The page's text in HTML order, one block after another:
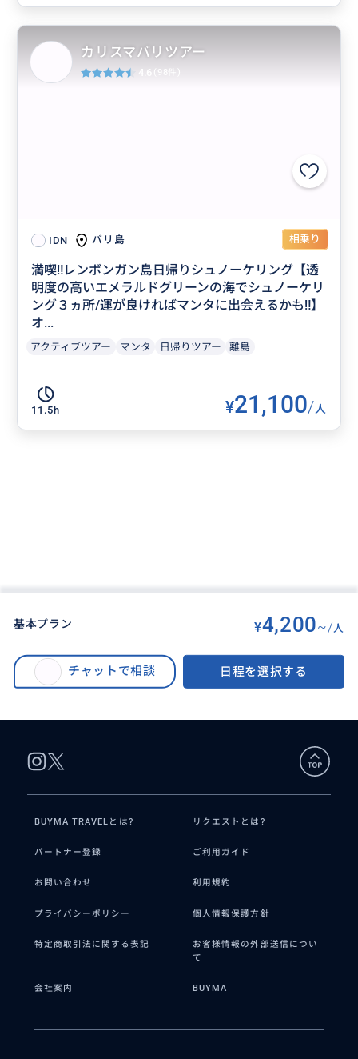
IDN バリ島 相乗り
満喫‼️レンボンガン島日帰りシュノーケリング【透
明度の高いエメラルドグリーンの海でシュノーケリ
ング３ヵ所/運が良ければマンタに出会えるかも‼】
オ...
アクティブツアー マンタ 日帰りツアー 離島
11.5h ¥21,100/人
カリスマバリツアー
4.6 (98件)
基本プラン ¥4,200~/ 人
チャットで相談 日程を選択する
満喫‼️キンタマーニ高原＋世界遺産ティルタウンプル＋テガラランライステラ
ス｜山・湖・空の絶景パノラマを満喫 1日観光＜貸切｜日本語｜ホテル送迎
BUYMA TRAVELとは? リクエストとは?
パートナー登録 ご利用ガイド
お問い合わせ 利用規約
プライバシーポリシー 個人情報保護方針
特定商取引法に関する表記
お客様情報の外部送信につい
て
会社案内 BUYMA